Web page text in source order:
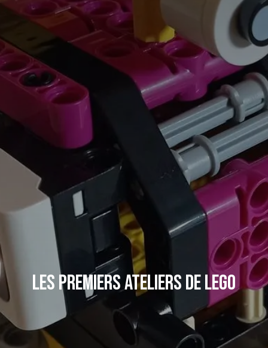
Les premiers ateliers de LEGO